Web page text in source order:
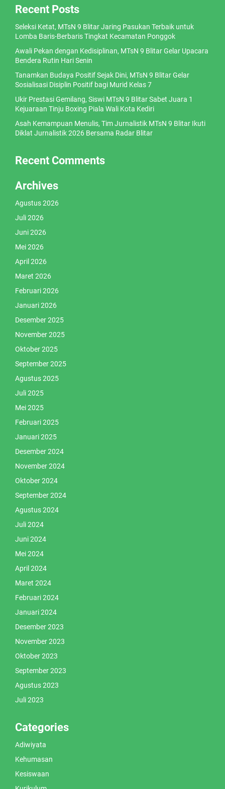
Recent Posts
Seleksi Ketat, MTsN 9 Blitar Jaring Pasukan Terbaik untuk
Lomba Baris-Berbaris Tingkat Kecamatan Ponggok
Awali Pekan dengan Kedisiplinan, MTsN 9 Blitar Gelar Upacara
Bendera Rutin Hari Senin
Tanamkan Budaya Positif Sejak Dini, MTsN 9 Blitar Gelar
Sosialisasi Disiplin Positif bagi Murid Kelas 7
Ukir Prestasi Gemilang, Siswi MTsN 9 Blitar Sabet Juara 1
Kejuaraan Tinju Boxing Piala Wali Kota Kediri
Asah Kemampuan Menulis, Tim Jurnalistik MTsN 9 Blitar Ikuti
Diklat Jurnalistik 2026 Bersama Radar Blitar
Recent Comments
Archives
Agustus 2026
Juli 2026
Juni 2026
Mei 2026
April 2026
Maret 2026
Februari 2026
Januari 2026
Desember 2025
November 2025
Oktober 2025
September 2025
Agustus 2025
Juli 2025
Mei 2025
Februari 2025
Januari 2025
Desember 2024
November 2024
Oktober 2024
September 2024
Agustus 2024
Juli 2024
Juni 2024
Mei 2024
April 2024
Maret 2024
Februari 2024
Januari 2024
Desember 2023
November 2023
Oktober 2023
September 2023
Agustus 2023
Juli 2023
Categories
Adiwiyata
Kehumasan
Kesiswaan